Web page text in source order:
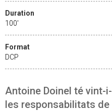
Duration
100'
Format
DCP
Antoine Doinel té vint-
les responsabilitats